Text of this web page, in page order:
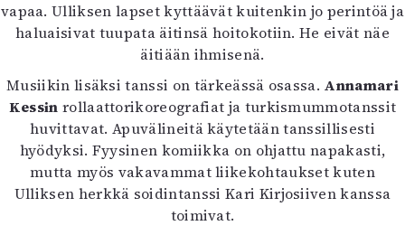
Info
Tilaus ja irtonumerot
Yhteistyössä
Toimitus
Mediatiedot
Kaltio ry
vapaa. Ulliksen lapset kyttäävät kuitenkin jo perintöä ja
haluaisivat tuupata äitinsä hoitokotiin. He eivät näe
äitiään ihmisenä.
Musiikin lisäksi tanssi on tärkeässä osassa. Annamari
Kessin rollaattorikoreografiat ja turkismummotanssit
huvittavat. Apuvälineitä käytetään tanssillisesti
hyödyksi. Fyysinen komiikka on ohjattu napakasti,
mutta myös vakavammat liikekohtaukset kuten
Ulliksen herkkä soidintanssi Kari Kirjosiiven kanssa
toimivat.